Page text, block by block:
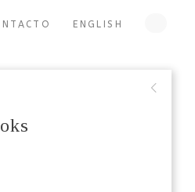
ENGLISH
∟